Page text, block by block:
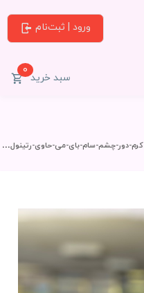
ورود | ثبت‌نام
سبد خرید0
کرم-دور-چشم-سام-بای-می-حاوی-رتینول-30-میل